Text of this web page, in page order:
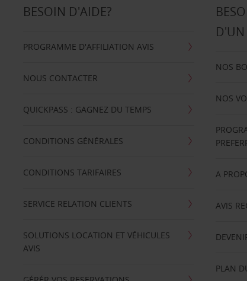
BESOIN D'AIDE?
PROGRAMME D'AFFILIATION AVIS
NOUS CONTACTER
QUICKPASS : GAGNEZ DU TEMPS
CONDITIONS GÉNÉRALES
CONDITIONS TARIFAIRES
SERVICE RELATION CLIENTS
SOLUTIONS LOCATION ET VÉHICULES
AVIS
D'UN
NOS
NOS
A
AVIS
PLAN